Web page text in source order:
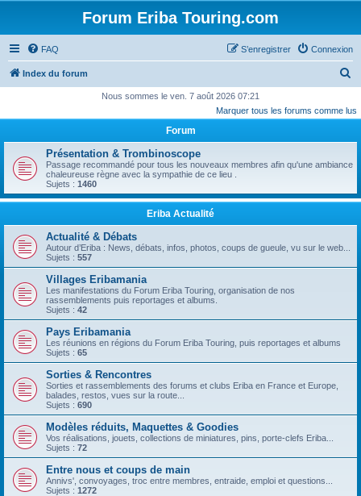
Forum Eriba Touring.com
FAQ Connexion
S’enregistrer
Index du forum
c
r
e
Nous sommes le ven. 7 août 2026 07:21
Marquer tous les forums comme lus
Forum
Présentation & Trombinoscope
Passage recommandé pour tous les nouveaux membres afin qu'une ambiance
chaleureuse règne avec la sympathie de ce lieu .
Sujets : 1460
Eriba Actualité
Actualité & Débats
Autour d’Eriba : News, débats, infos, photos, coups de gueule, vu sur le web...
Sujets : 557
Villages Eribamania
Les manifestations du Forum Eriba Touring, organisation de nos
rassemblements puis reportages et albums.
Sujets : 42
Pays Eribamania
Les réunions en régions du Forum Eriba Touring, puis reportages et albums
Sujets : 65
Sorties & Rencontres
Sorties et rassemblements des forums et clubs Eriba en France et Europe,
balades, restos, vues sur la route...
Sujets : 690
Modèles réduits, Maquettes & Goodies
Vos réalisations, jouets, collections de miniatures, pins, porte-clefs Eriba...
Sujets : 72
Entre nous et coups de main
Annivs', convoyages, troc entre membres, entraide, emploi et questions...
Sujets : 1272